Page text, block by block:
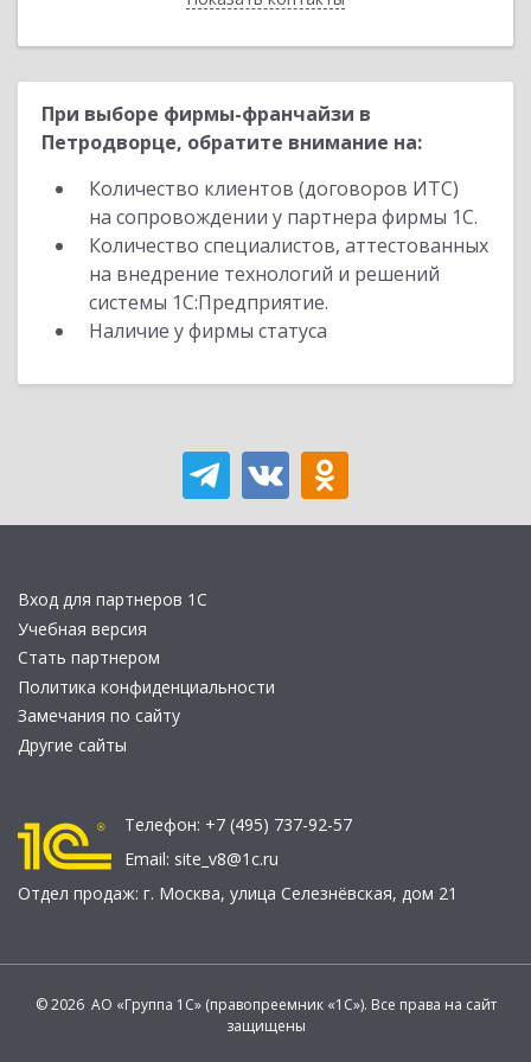
При выборе фирмы-франчайзи в
Петродворце, обратите внимание на:
Количество клиентов (договоров ИТС)
на сопровождении у партнера фирмы 1С.
Количество специалистов, аттестованных
на внедрение технологий и решений
системы 1С:Предприятие.
Наличие у фирмы статуса
Вход для партнеров 1С
Учебная версия
Стать партнером
Политика конфиденциальности
Замечания по сайту
Другие сайты
Телефон: +7 (495) 737-92-57
Email: site_v8@1c.ru
Отдел продаж: г. Москва, улица Селезнёвская, дом 21
© 2026 АО «Группа 1С» (правопреемник «1С»). Все права на сайт
защищены